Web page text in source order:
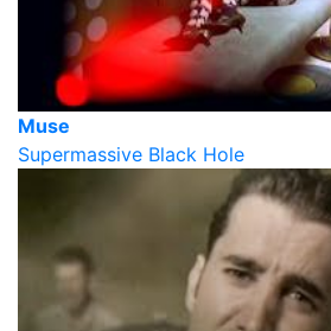
Muse
Supermassive Black Hole